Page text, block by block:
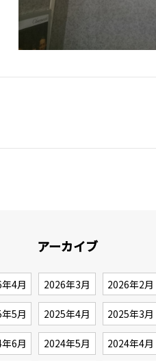
アーカイブ
4月 2026年3月 2026年2月
5月 2025年4月 2025年3月
6月 2024年5月 2024年4月